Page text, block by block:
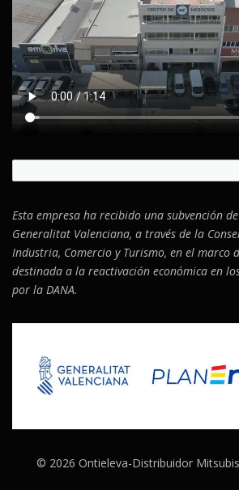
Esta empresa ha recibido una subvención
Generalitat Valenciana, a través de la
Industria, Comercio y Turismo, en el marco
destinada a la reactivación económica en
por la DANA.
© 2026 Ontieleva-Distribuidor